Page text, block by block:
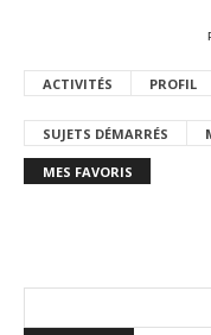
ACTIVITÉS PROFIL
SUJETS DÉMARRÉS
MES FAVORIS